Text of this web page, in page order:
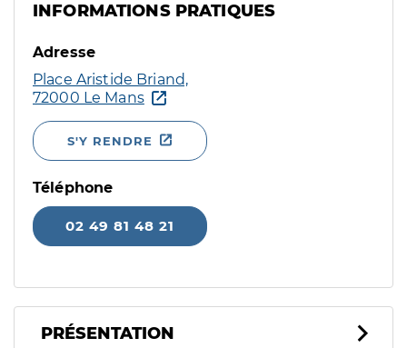
INFORMATIONS PRATIQUES
Adresse
Place Aristide Briand,
72000 Le Mans
S'Y RENDRE
Téléphone
02 49 81 48 21
PRÉSENTATION